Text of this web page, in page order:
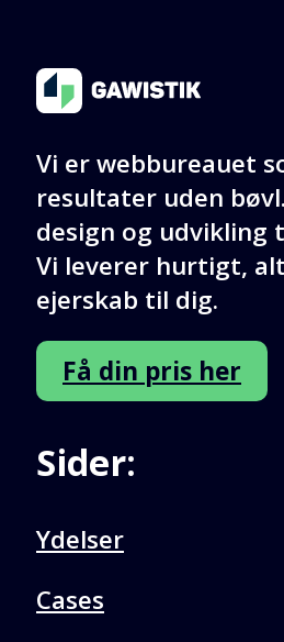
Vi er webbureauet
resultater uden
design og udvikling
Vi leverer hurtigt,
ejerskab til dig.
Få din pris her
Sider:
Ydelser
Cases